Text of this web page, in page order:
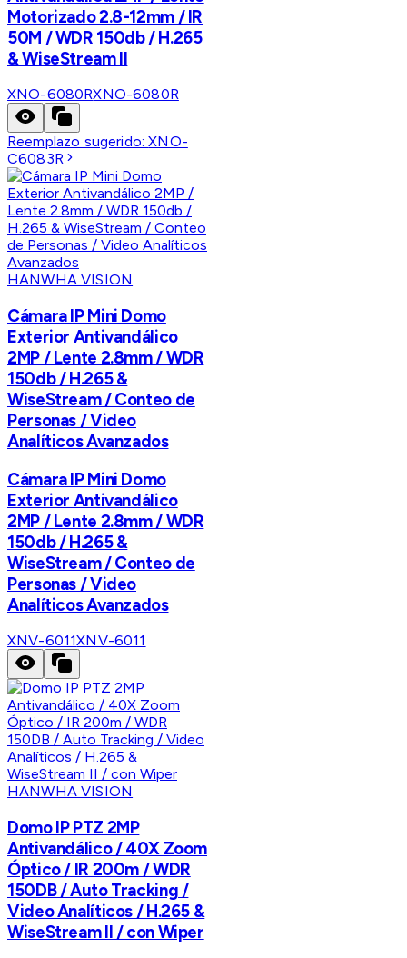
Motorizado 2.8-12mm / IR
50M / WDR 150db / H.265
& WiseStream II
XNO-6080RXNO-6080R
Reemplazo sugerido:XNO-
C6083R
HANWHA VISION
Cámara IP Mini Domo
Exterior Antivandálico
2MP / Lente 2.8mm / WDR
150db / H.265 &
WiseStream / Conteo de
Personas / Video
Analíticos Avanzados
Cámara IP Mini Domo
Exterior Antivandálico
2MP / Lente 2.8mm / WDR
150db / H.265 &
WiseStream / Conteo de
Personas / Video
Analíticos Avanzados
XNV-6011XNV-6011
HANWHA VISION
Domo IP PTZ 2MP
Antivandálico / 40X Zoom
Óptico / IR 200m / WDR
150DB / Auto Tracking /
Video Analíticos / H.265 &
WiseStream II / con Wiper